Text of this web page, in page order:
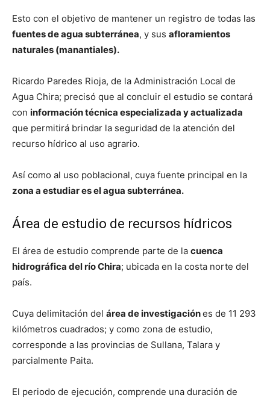
Esto con el objetivo de mantener un registro de todas las
fuentes de agua subterránea, y sus afloramientos
naturales (manantiales).
Ricardo Paredes Rioja, de la Administración Local de
Agua Chira; precisó que al concluir el estudio se contará
con información técnica especializada y actualizada
que permitirá brindar la seguridad de la atención del
recurso hídrico al uso agrario.
Así como al uso poblacional, cuya fuente principal en la
zona a estudiar es el agua subterránea.
Área de estudio de recursos hídricos
El área de estudio comprende parte de la cuenca
hidrográfica del río Chira; ubicada en la costa norte del
país.
Cuya delimitación del área de investigaciónes de 11 293
kilómetros cuadrados; y como zona de estudio,
corresponde a las provincias de Sullana, Talara y
parcialmente Paita.
El periodo de ejecución, comprende una duración de